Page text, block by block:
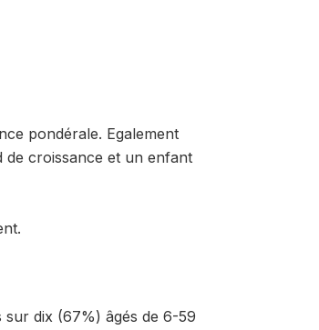
pondérale. Egalement
croissance et un enfant
dix (67%) âgés de 6-59